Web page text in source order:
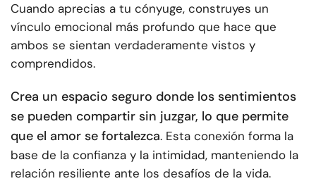
Cuando aprecias a tu cónyuge, construyes un
vínculo emocional más profundo que hace que
ambos se sientan verdaderamente vistos y
comprendidos.
Crea un espacio seguro donde los sentimientos
se pueden compartir sin juzgar, lo que permite
que el amor se fortalezca. Esta conexión forma la
base de la confianza y la intimidad, manteniendo la
relación resiliente ante los desafíos de la vida.